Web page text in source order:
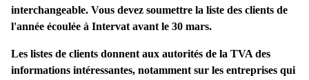
interchangeable. Vous devez soumettre la liste des clients de
l'année écoulée à Intervat avant le 30 mars.
Les listes de clients donnent aux autorités de la TVA des
informations intéressantes, notamment sur les entreprises qui